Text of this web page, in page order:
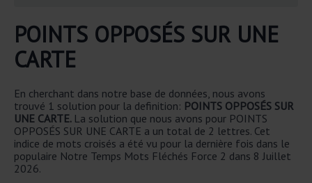
POINTS OPPOSÉS SUR UNE
CARTE
En cherchant dans notre base de données, nous avons
trouvé 1 solution pour la definition: POINTS OPPOSÉS SUR
UNE CARTE. La solution que nous avons pour POINTS
OPPOSÉS SUR UNE CARTE a un total de 2 lettres. Cet
indice de mots croisés a été vu pour la dernière fois dans le
populaire Notre Temps Mots Fléchés Force 2 dans 8 Juillet
2026.